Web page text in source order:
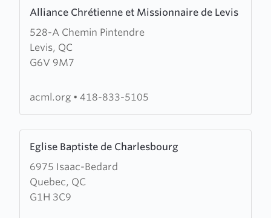
Alliance Chrétienne et Missionnaire de Levis
528-A Chemin Pintendre
Levis, QC
G6V 9M7
more
about
Alliance
Chrétienne
Missionnaire
acml.org • 418-833-5105
Eglise Baptiste de Charlesbourg
6975 Isaac-Bedard
Quebec, QC
G1H 3C9
more
about
Eglise
Baptiste